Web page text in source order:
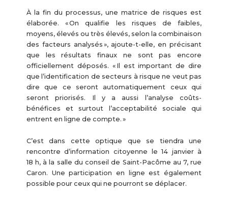
À la fin du processus, une matrice de risques est
élaborée. « On qualifie les risques de faibles,
moyens, élevés ou très élevés, selon la combinaison
des facteurs analysés », ajoute-t-elle, en précisant
que les résultats finaux ne sont pas encore
officiellement déposés. « Il est important de dire
que l’identification de secteurs à risque ne veut pas
dire que ce seront automatiquement ceux qui
seront priorisés. Il y a aussi l’analyse coûts-
bénéfices et surtout l’acceptabilité sociale qui
entrent en ligne de compte. »
C’est dans cette optique que se tiendra une
rencontre d’information citoyenne le 14 janvier à
18 h, à la salle du conseil de Saint-Pacôme au 7, rue
Caron. Une participation en ligne est également
possible pour ceux qui ne pourront se déplacer.